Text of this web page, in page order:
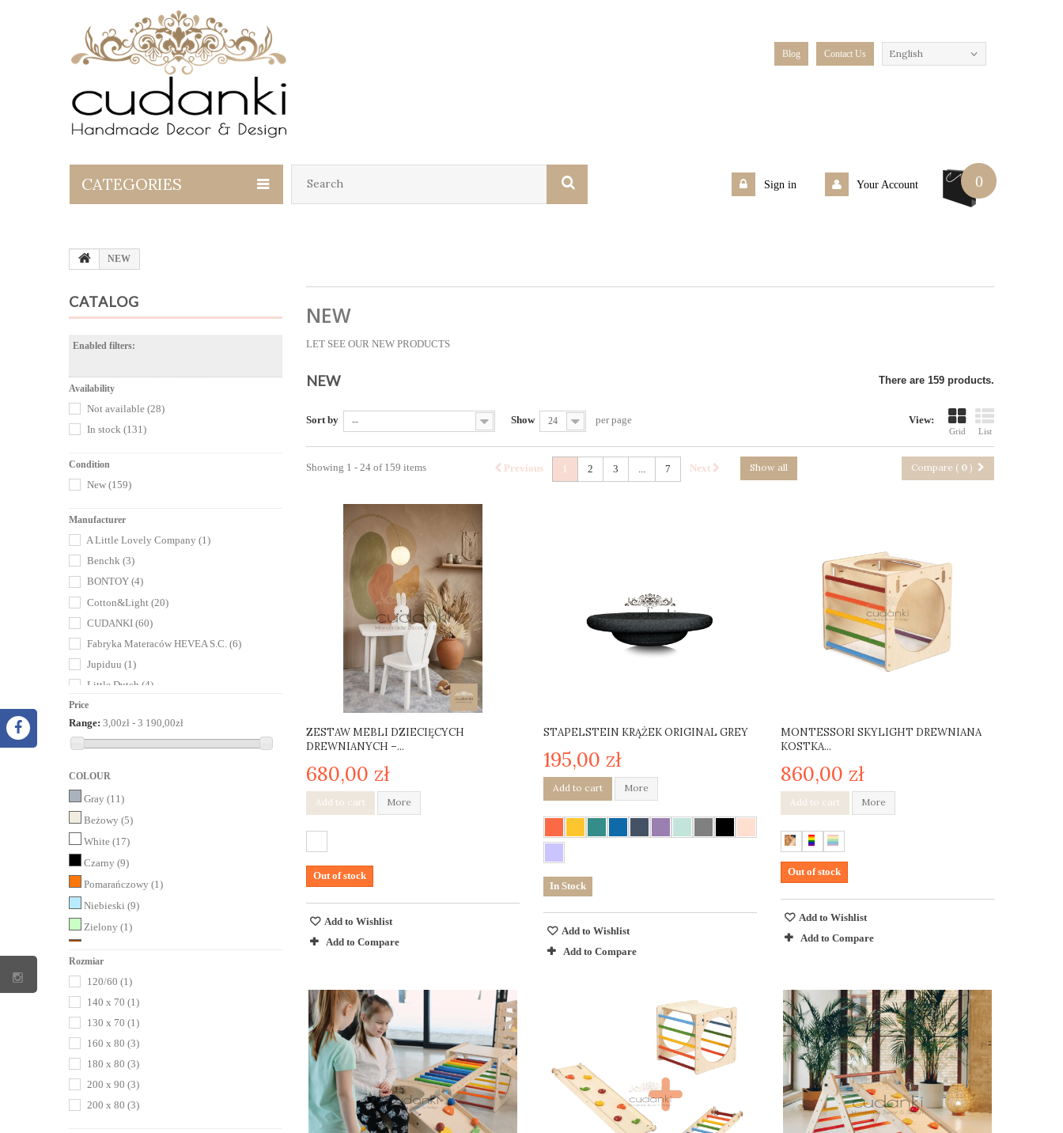
English
Blog Contact Us
CATEGORIES 0
Sign in Your Account
NEW
CATALOG
Enabled filters:
Availability
Not available (28)
In stock (131)
Condition
New (159)
Manufacturer
A Little Lovely Company (1)
Benchk (3)
BONTOY (4)
Cotton&Light (20)
CUDANKI (60)
Fabryka Materaców HEVEA S.C. (6)
Jupiduu (1)
Little Dutch (4)
Loveme decoration
RABBIT AND FRIENDS
SomeBunny(13)
Price
Range: 3,00zł - 3 190,00zł
COLOUR
Gray (11)
Beżowy (5)
White (17)
Czarny (9)
Pomarańczowy (1)
Niebieski (9)
Zielony (1)
Seledynowy
Rozmiar
120/60 (1)
140 x 70 (1)
130 x 70 (1)
160 x 80 (3)
180 x 80 (3)
200 x 90 (3)
200 x 80 (3)
NEW
LET SEE OUR NEW PRODUCTS
NEW There are 159 products.
View:
Grid List
Sort by -- Show 24 per page
Compare ( 0 )
Show all
Previous 1 2 3 ... 7 Next
Showing 1 - 24 of 159 items
ZESTAW MEBLI DZIECIĘCYCH
DREWNIANYCH –...
680,00 zł
Add to cart More
Out of stock
Add to Wishlist
Add to Compare
STAPELSTEIN KRĄŻEK ORIGINAL GREY
195,00 zł
Add to cart More
In Stock
Add to Wishlist
Add to Compare
MONTESSORI SKYLIGHT DREWNIANA
KOSTKA...
860,00 zł
Add to cart More
Out of stock
Add to Wishlist
Add to Compare